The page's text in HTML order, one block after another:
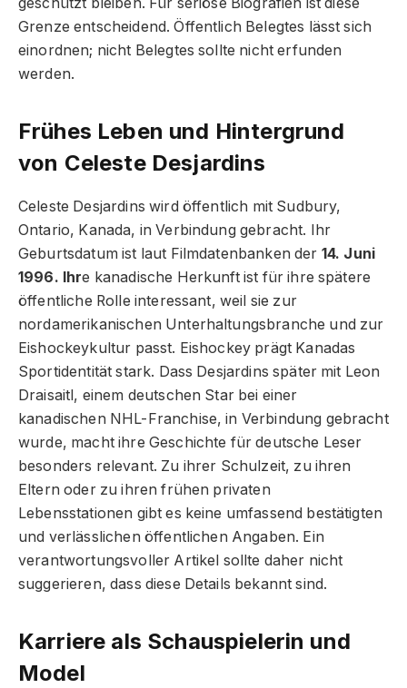
Grenze entscheidend. Öffentlich Belegtes lässt sich
einordnen; nicht Belegtes sollte nicht erfunden
werden.
Frühes Leben und Hintergrund
von Celeste Desjardins
Celeste Desjardins wird öffentlich mit Sudbury,
Ontario, Kanada, in Verbindung gebracht. Ihr
Geburtsdatum ist laut Filmdatenbanken der 14. Juni
1996. Ihre kanadische Herkunft ist für ihre spätere
öffentliche Rolle interessant, weil sie zur
nordamerikanischen Unterhaltungsbranche und zur
Eishockeykultur passt. Eishockey prägt Kanadas
Sportidentität stark. Dass Desjardins später mit Leon
Draisaitl, einem deutschen Star bei einer
kanadischen NHL-Franchise, in Verbindung gebracht
wurde, macht ihre Geschichte für deutsche Leser
besonders relevant. Zu ihrer Schulzeit, zu ihren
Eltern oder zu ihren frühen privaten
Lebensstationen gibt es keine umfassend bestätigten
und verlässlichen öffentlichen Angaben. Ein
verantwortungsvoller Artikel sollte daher nicht
suggerieren, dass diese Details bekannt sind.
Karriere als Schauspielerin und
Model